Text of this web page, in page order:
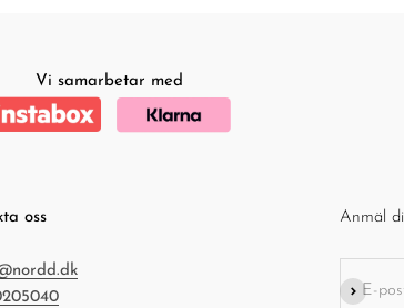
Vi samarbetar med
oss Anmäl
E-